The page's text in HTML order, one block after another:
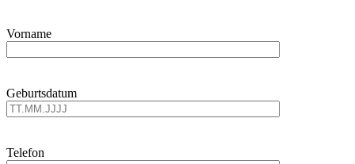
Vorname
Geburtsdatum
Telefon